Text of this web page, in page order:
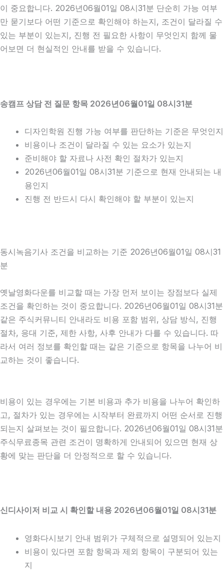
이 중요합니다. 2026년06월01일 08시31분 단순히 가능 여부
만 묻기보다 어떤 기준으로 확인해야 하는지, 조건이 달라질 수
있는 부분이 있는지, 진행 전 필요한 사항이 무엇인지 함께 물
어보면 더 현실적인 안내를 받을 수 있습니다.
송캠프 상담 전 질문 항목 2026년06월01일 08시31분
디자인학원 진행 가능 여부를 판단하는 기준은 무엇인지
비용이나 조건이 달라질 수 있는 요소가 있는지
준비해야 할 자료나 사전 확인 절차가 있는지
2026년06월01일 08시31분 기준으로 현재 안내되는 내
용인지
진행 전 반드시 다시 확인해야 할 부분이 있는지
동시녹음기사 조건을 비교하는 기준 2026년06월01일 08시31
분
옛날영화다운를 비교할 때는 가장 먼저 보이는 장점보다 실제
조건을 확인하는 것이 중요합니다. 2026년06월01일 08시31분
같은 주식커뮤니티 안내라도 비용 포함 범위, 상담 방식, 진행
절차, 응대 기준, 제한 사항, 사후 안내가 다를 수 있습니다. 따
라서 여러 정보를 확인할 때는 같은 기준으로 항목을 나누어 비
교하는 것이 좋습니다.
비용이 있는 경우에는 기본 비용과 추가 비용을 나누어 확인하
고, 절차가 있는 경우에는 시작부터 완료까지 어떤 순서로 진행
되는지 살펴보는 것이 필요합니다. 2026년06월01일 08시31분
주식무료종목 관련 조건이 명확하게 안내되어 있으면 현재 상
황에 맞는 판단을 더 안정적으로 할 수 있습니다.
신디사이저 비교 시 확인할 내용 2026년06월01일 08시31분
영화다시보기 안내 범위가 구체적으로 설명되어 있는지
비용이 있다면 포함 항목과 제외 항목이 구분되어 있는
지